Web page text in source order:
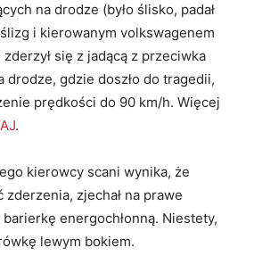
na drodze (było ślisko, padał
i kierowanym volkswagenem
się z jadącą z przeciwka
drodze, gdzie doszło do tragedii,
prędkości do 90 km/h. Więcej
.
kierowcy scani wynika, że
zderzenia, zjechał na prawe
energochłonną. Niestety,
lewym bokiem.